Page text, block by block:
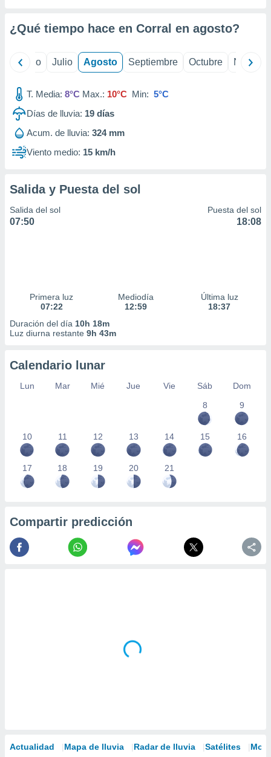
mediante
publicidad
1199
¿Qué tiempo hace en Corral en agosto?
Junio Julio Agosto Septiembre Octubre
T. Media: 8°C Max.: 10°C Min: 5°C
Días de lluvia: 19 días
Acum. de lluvia: 324 mm
Viento medio: 15 km/h
Salida y Puesta del sol
Salida del sol
07:50
Puesta del sol
18:08
Primera luz
07:22
Mediodía
12:59
Última luz
18:37
Duración del día 10h 18m
Luz diurna restante 9h 43m
Calendario lunar
Lun Mar Mié Jue Vie Sáb
Dom
8
9
10 11 12 13 14 15 16
17 18 19 20 21
Compartir predicción
Actualidad Mapa de lluvia Radar de lluvia Satélites